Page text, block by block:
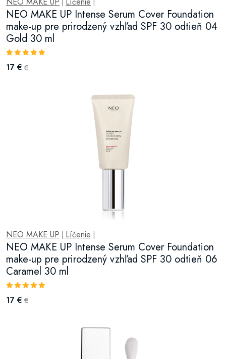
NEO MAKE UP Intense Serum Cover Foundation
make-up pre prirodzený vzhľad SPF 30 odtieň 04
Gold 30 ml
17 € €
NEO MAKE UP Líčenie
NEO MAKE UP Intense Serum Cover Foundation
make-up pre prirodzený vzhľad SPF 30 odtieň 06
Caramel 30 ml
17 € €